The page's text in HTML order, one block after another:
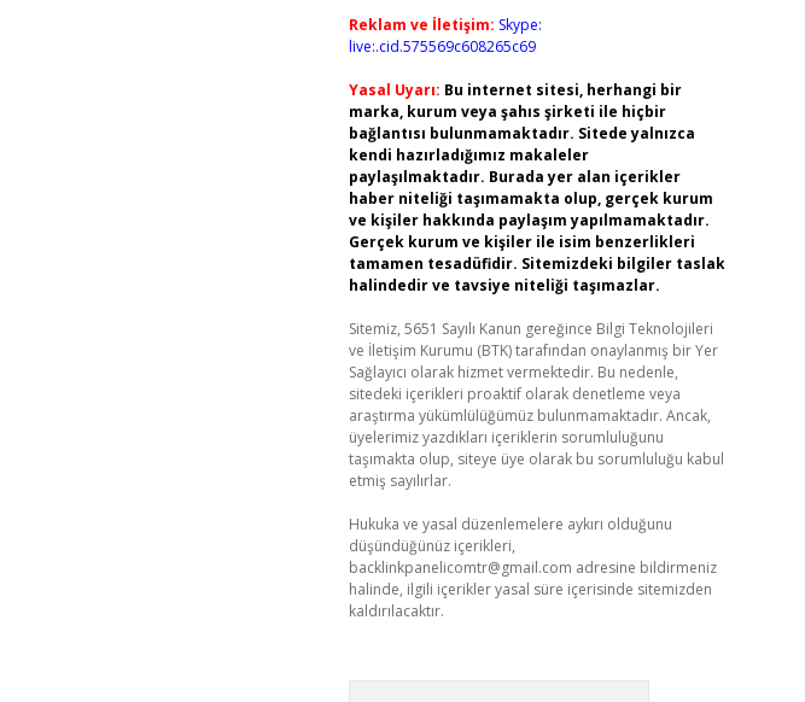
Reklam ve İletişim: Skype:
live:.cid.575569c608265c69
Yasal Uyarı: Bu internet sitesi, herhangi bir
marka, kurum veya şahıs şirketi ile hiçbir
bağlantısı bulunmamaktadır. Sitede yalnızca
kendi hazırladığımız makaleler
paylaşılmaktadır. Burada yer alan içerikler
haber niteliği taşımamakta olup, gerçek kurum
ve kişiler hakkında paylaşım yapılmamaktadır.
Gerçek kurum ve kişiler ile isim benzerlikleri
tamamen tesadüfidir. Sitemizdeki bilgiler taslak
halindedir ve tavsiye niteliği taşımazlar.
Sitemiz, 5651 Sayılı Kanun gereğince Bilgi Teknolojileri
ve İletişim Kurumu (BTK) tarafından onaylanmış bir Yer
Sağlayıcı olarak hizmet vermektedir. Bu nedenle,
sitedeki içerikleri proaktif olarak denetleme veya
araştırma yükümlülüğümüz bulunmamaktadır. Ancak,
üyelerimiz yazdıkları içeriklerin sorumluluğunu
taşımakta olup, siteye üye olarak bu sorumluluğu kabul
etmiş sayılırlar.
Hukuka ve yasal düzenlemelere aykırı olduğunu
düşündüğünüz içerikleri,
backlinkpanelicomtr@gmail.com adresine bildirmeniz
halinde, ilgili içerikler yasal süre içerisinde sitemizden
kaldırılacaktır.